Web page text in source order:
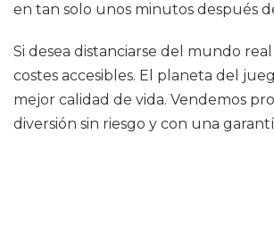
en tan solo unos minutos después
Si desea distanciarse del mundo
costes accesibles. El planeta del
mejor calidad de vida. Vendemos
diversión sin riesgo y con una